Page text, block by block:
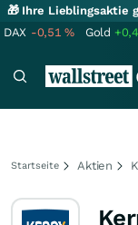
🎁 Ihre Lieblingsaktie
DAX -0,51% Gold
Startseite Aktien